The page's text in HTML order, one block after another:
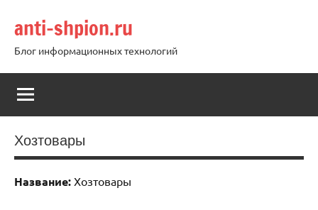
содержимому
anti-shpion.ru
Блог информационных технологий
Хозтовары
Название: Хозтовары